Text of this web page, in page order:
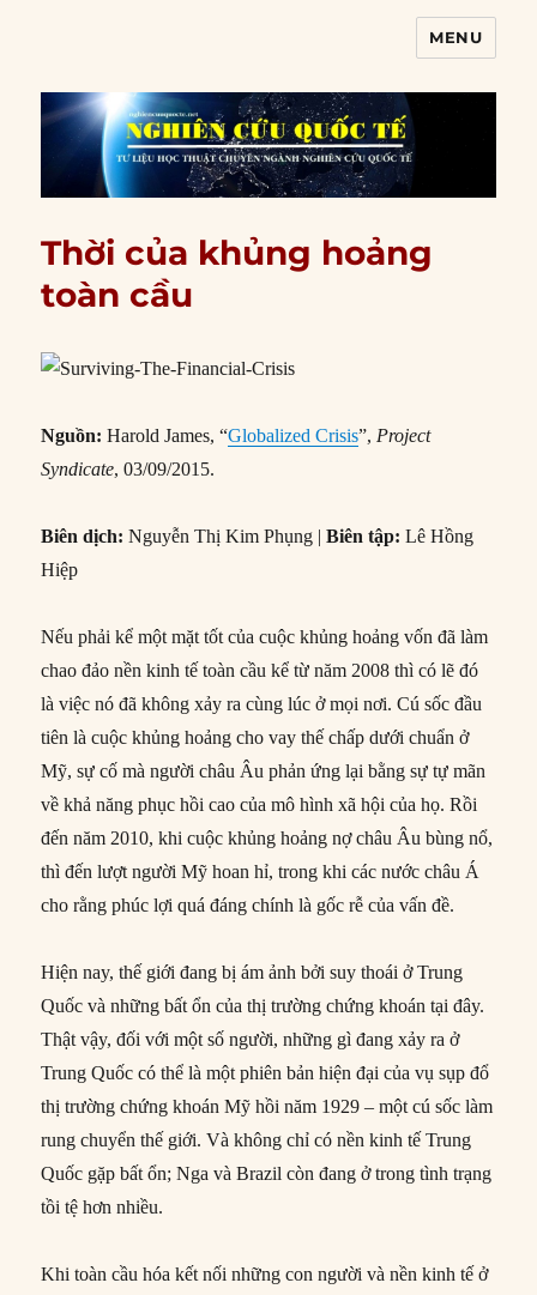
MENU
Thời của khủng hoảng
toàn cầu
Nguồn: Harold James, “Globalized Crisis”, Project
Syndicate, 03/09/2015.
Biên dịch: Nguyễn Thị Kim Phụng |Biên tập: Lê Hồng
Hiệp
Nếu phải kể một mặt tốt của cuộc khủng hoảng vốn đã làm
chao đảo nền kinh tế toàn cầu kể từ năm 2008 thì có lẽ đó
là việc nó đã không xảy ra cùng lúc ở mọi nơi. Cú sốc đầu
tiên là cuộc khủng hoảng cho vay thế chấp dưới chuẩn ở
Mỹ, sự cố mà người châu Âu phản ứng lại bằng sự tự mãn
về khả năng phục hồi cao của mô hình xã hội của họ. Rồi
đến năm 2010, khi cuộc khủng hoảng nợ châu Âu bùng nổ,
thì đến lượt người Mỹ hoan hỉ, trong khi các nước châu Á
cho rằng phúc lợi quá đáng chính là gốc rễ của vấn đề.
Hiện nay, thế giới đang bị ám ảnh bởi suy thoái ở Trung
Quốc và những bất ổn của thị trường chứng khoán tại đây.
Thật vậy, đối với một số người, những gì đang xảy ra ở
Trung Quốc có thể là một phiên bản hiện đại của vụ sụp đổ
thị trường chứng khoán Mỹ hồi năm 1929 – một cú sốc làm
rung chuyển thế giới. Và không chỉ có nền kinh tế Trung
Quốc gặp bất ổn; Nga và Brazil còn đang ở trong tình trạng
tồi tệ hơn nhiều.
Khi toàn cầu hóa kết nối những con người và nền kinh tế ở